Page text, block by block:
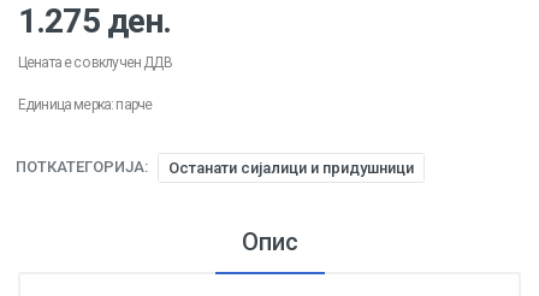
1.275 ден.
Цената е со вклучен ДДВ
Единица мерка: парче
ПОТКАТЕГОРИЈА: Останати сијалици и придушници
Опис